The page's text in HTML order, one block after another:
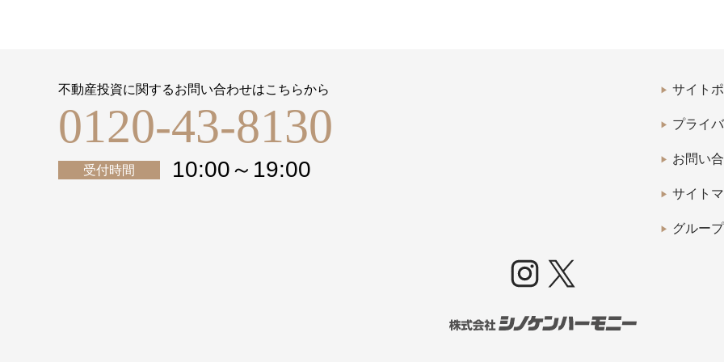
不動産投資に関するお問い合わせはこちらから
0120-43-8130
受付時間 10:00～19:00
サイト
プライ
お問い
サイト
グルー
Instagram
X